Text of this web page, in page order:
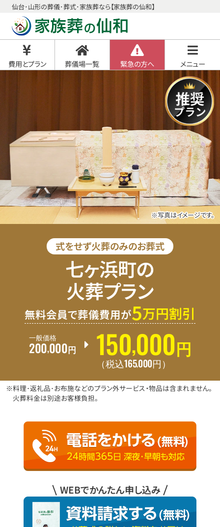
仙台･山形の葬儀･葬式･家族葬なら【家族葬の仙和】
費用とプラン 葬儀場一覧 緊急の方へ メニュー
※写真はイメージです。
式をせず火葬のみのお葬式
七ヶ浜町の
火葬プラン
無料会員で葬儀費用が5万円割引
一般価格
200,000円 150,000 円
（税込165,000円 ）
※料理･返礼品･お布施などのプラン外サービス・物品は含まれません。
火葬料金は別途お客様負担。
WEBでかんたん申し込み